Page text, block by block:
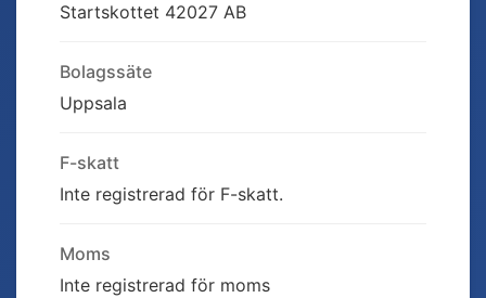
Startskottet 42027 AB
Bolagssäte
Uppsala
F-skatt
Inte registrerad för F-skatt.
Moms
Inte registrerad för moms